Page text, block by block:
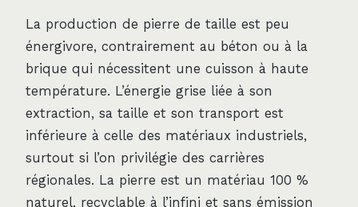
La production de pierre de taille est peu
énergivore, contrairement au béton ou à la
brique qui nécessitent une cuisson à haute
température. L’énergie grise liée à son
extraction, sa taille et son transport est
inférieure à celle des matériaux industriels,
surtout si l’on privilégie des carrières
régionales. La pierre est un matériau 100 %
naturel, recyclable à l’infini et sans émission